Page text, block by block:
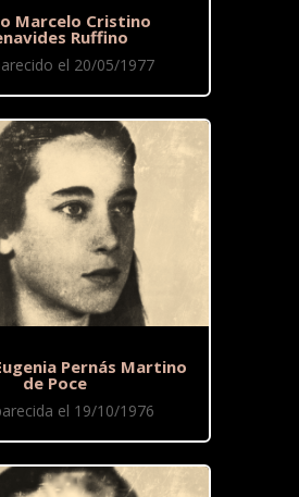
Marcelo Cristino
Ruffino
el 20/05/1977
Pernás Martino
de Poce
el 19/10/1976